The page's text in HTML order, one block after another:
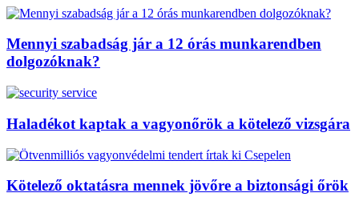
Mennyi szabadság jár a 12 órás munkarendben
dolgozóknak?
Haladékot kaptak a vagyonőrök a kötelező vizsgára
Kötelező oktatásra mennek jövőre a biztonsági őrök